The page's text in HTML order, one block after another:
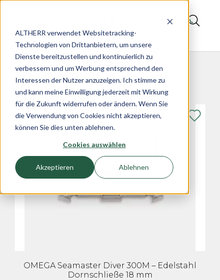
ALTHERR verwendet Websitetracking-
Technologien von Drittanbietern, um unsere
Dienste bereitzustellen und kontinuierlich zu
verbessern und um Werbung entsprechend den
Interessen der Nutzer anzuzeigen. Ich stimme zu
und kann meine Einwilligung jederzeit mit Wirkung
für die Zukunft widerrufen oder ändern. Wenn Sie
die Verwendung von Cookies nicht akzeptieren,
können Sie dies unten ablehnen.
Cookies auswählen
Akzeptieren Ablehnen
Magazin
Empfohlene Artikel
OMEGA Seamaster Diver 300M – Edelstahl
Dornschließe 18 mm